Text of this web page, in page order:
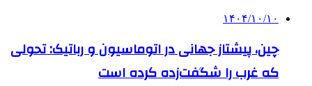
۱۴۰۴/۱۰/۱۰
چین، پیشتاز جهانی در اتوماسیون و رباتیک: تحولی
که غرب را شگفت‌زده کرده است